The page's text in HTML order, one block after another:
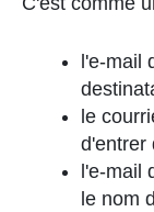
l'e-mail
le
d'entrer
l'e-mail
le nom